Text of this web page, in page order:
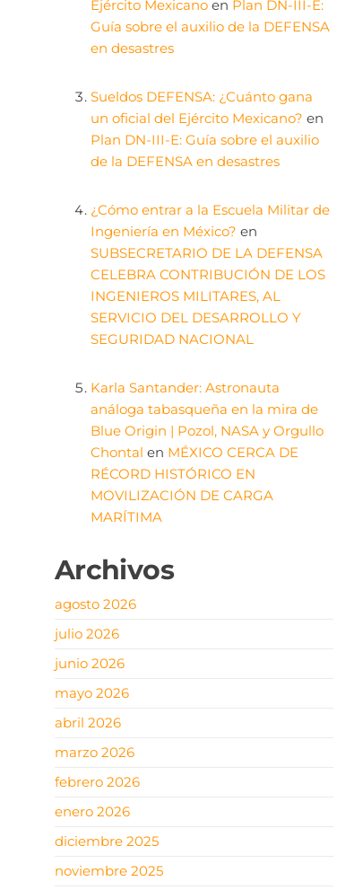
Ejército Mexicanoen Plan DN-III-E:
Guía sobre el auxilio de la DEFENSA
en desastres
Sueldos DEFENSA: ¿Cuánto gana
un oficial del Ejército Mexicano? en
Plan DN-III-E: Guía sobre el auxilio
de la DEFENSA en desastres
¿Cómo entrar a la Escuela Militar de
Ingeniería en México? en
SUBSECRETARIO DE LA DEFENSA
CELEBRA CONTRIBUCIÓN DE LOS
INGENIEROS MILITARES, AL
SERVICIO DEL DESARROLLO Y
SEGURIDAD NACIONAL
Karla Santander: Astronauta
análoga tabasqueña en la mira de
Blue Origin | Pozol, NASA y Orgullo
Chontal en MÉXICO CERCA DE
RÉCORD HISTÓRICO EN
MOVILIZACIÓN DE CARGA
MARÍTIMA
Archivos
agosto 2026
julio 2026
junio 2026
mayo 2026
abril 2026
marzo 2026
febrero 2026
enero 2026
diciembre 2025
noviembre 2025